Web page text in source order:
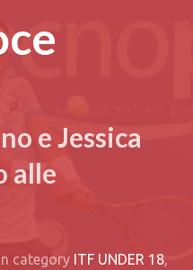
e Jessica
alle
category ITF UNDER 18,